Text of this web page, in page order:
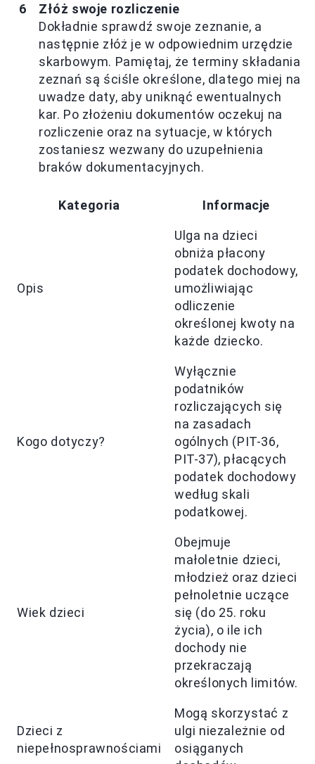
Złóż swoje rozliczenie
Dokładnie sprawdź swoje zeznanie, a
następnie złóż je w odpowiednim urzędzie
skarbowym. Pamiętaj, że terminy składania
zeznań są ściśle określone, dlatego miej na
uwadze daty, aby uniknąć ewentualnych
kar. Po złożeniu dokumentów oczekuj na
rozliczenie oraz na sytuacje, w których
zostaniesz wezwany do uzupełnienia
braków dokumentacyjnych.
Kategoria Informacje
Opis
Ulga na dzieci
obniża płacony
podatek dochodowy,
umożliwiając
odliczenie
określonej kwoty na
każde dziecko.
Kogo dotyczy?
Wyłącznie
podatników
rozliczających się
na zasadach
ogólnych (PIT-36,
PIT-37), płacących
podatek dochodowy
według skali
podatkowej.
Wiek dzieci
Obejmuje
małoletnie dzieci,
młodzież oraz dzieci
pełnoletnie uczące
się (do 25. roku
życia), o ile ich
dochody nie
przekraczają
określonych limitów.
Dzieci z
niepełnosprawnościami
Mogą skorzystać z
ulgi niezależnie od
osiąganych